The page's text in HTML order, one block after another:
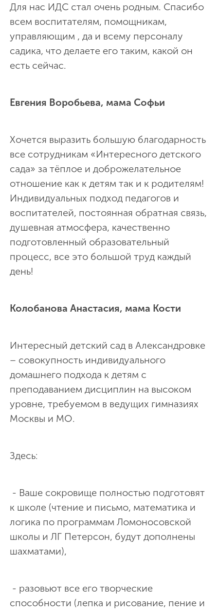
Для нас ИДС стал очень родным. Спасибо
всем воспитателям, помощникам,
управляющим , да и всему персоналу
садика, что делаете его таким, какой он
есть сейчас.
Евгения Воробьева, мама Софьи
Хочется выразить большую благодарность
все сотрудникам «Интересного детского
сада» за тёплое и доброжелательное
отношение как к детям так и к родителям!
Индивидуальных подход педагогов и
воспитателей, постоянная обратная связь,
душевная атмосфера, качественно
подготовленный образовательный
процесс, все это большой труд каждый
день!
Колобанова Анастасия, мама Кости
Интересный детский сад в Александровке
– совокупность индивидуального
домашнего подхода к детям с
преподаванием дисциплин на высоком
уровне, требуемом в ведущих гимназиях
Москвы и МО.
Здесь:
- Ваше сокровище полностью подготовят
к школе (чтение и письмо, математика и
логика по программам Ломоносовской
школы и ЛГ Петерсон, будут дополнены
шахматами),
- разовьют все его творческие
способности (лепка и рисование, пение и